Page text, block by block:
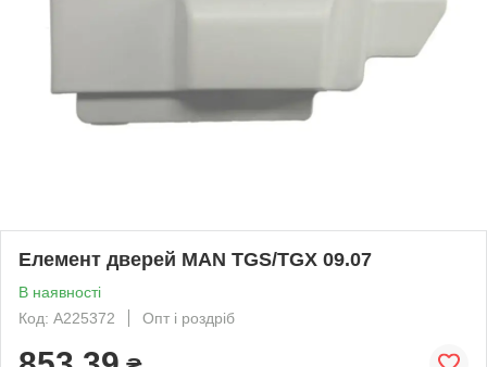
Елемент дверей MAN TGS/TGX 09.07
В наявності
Код: A225372
Опт і роздріб